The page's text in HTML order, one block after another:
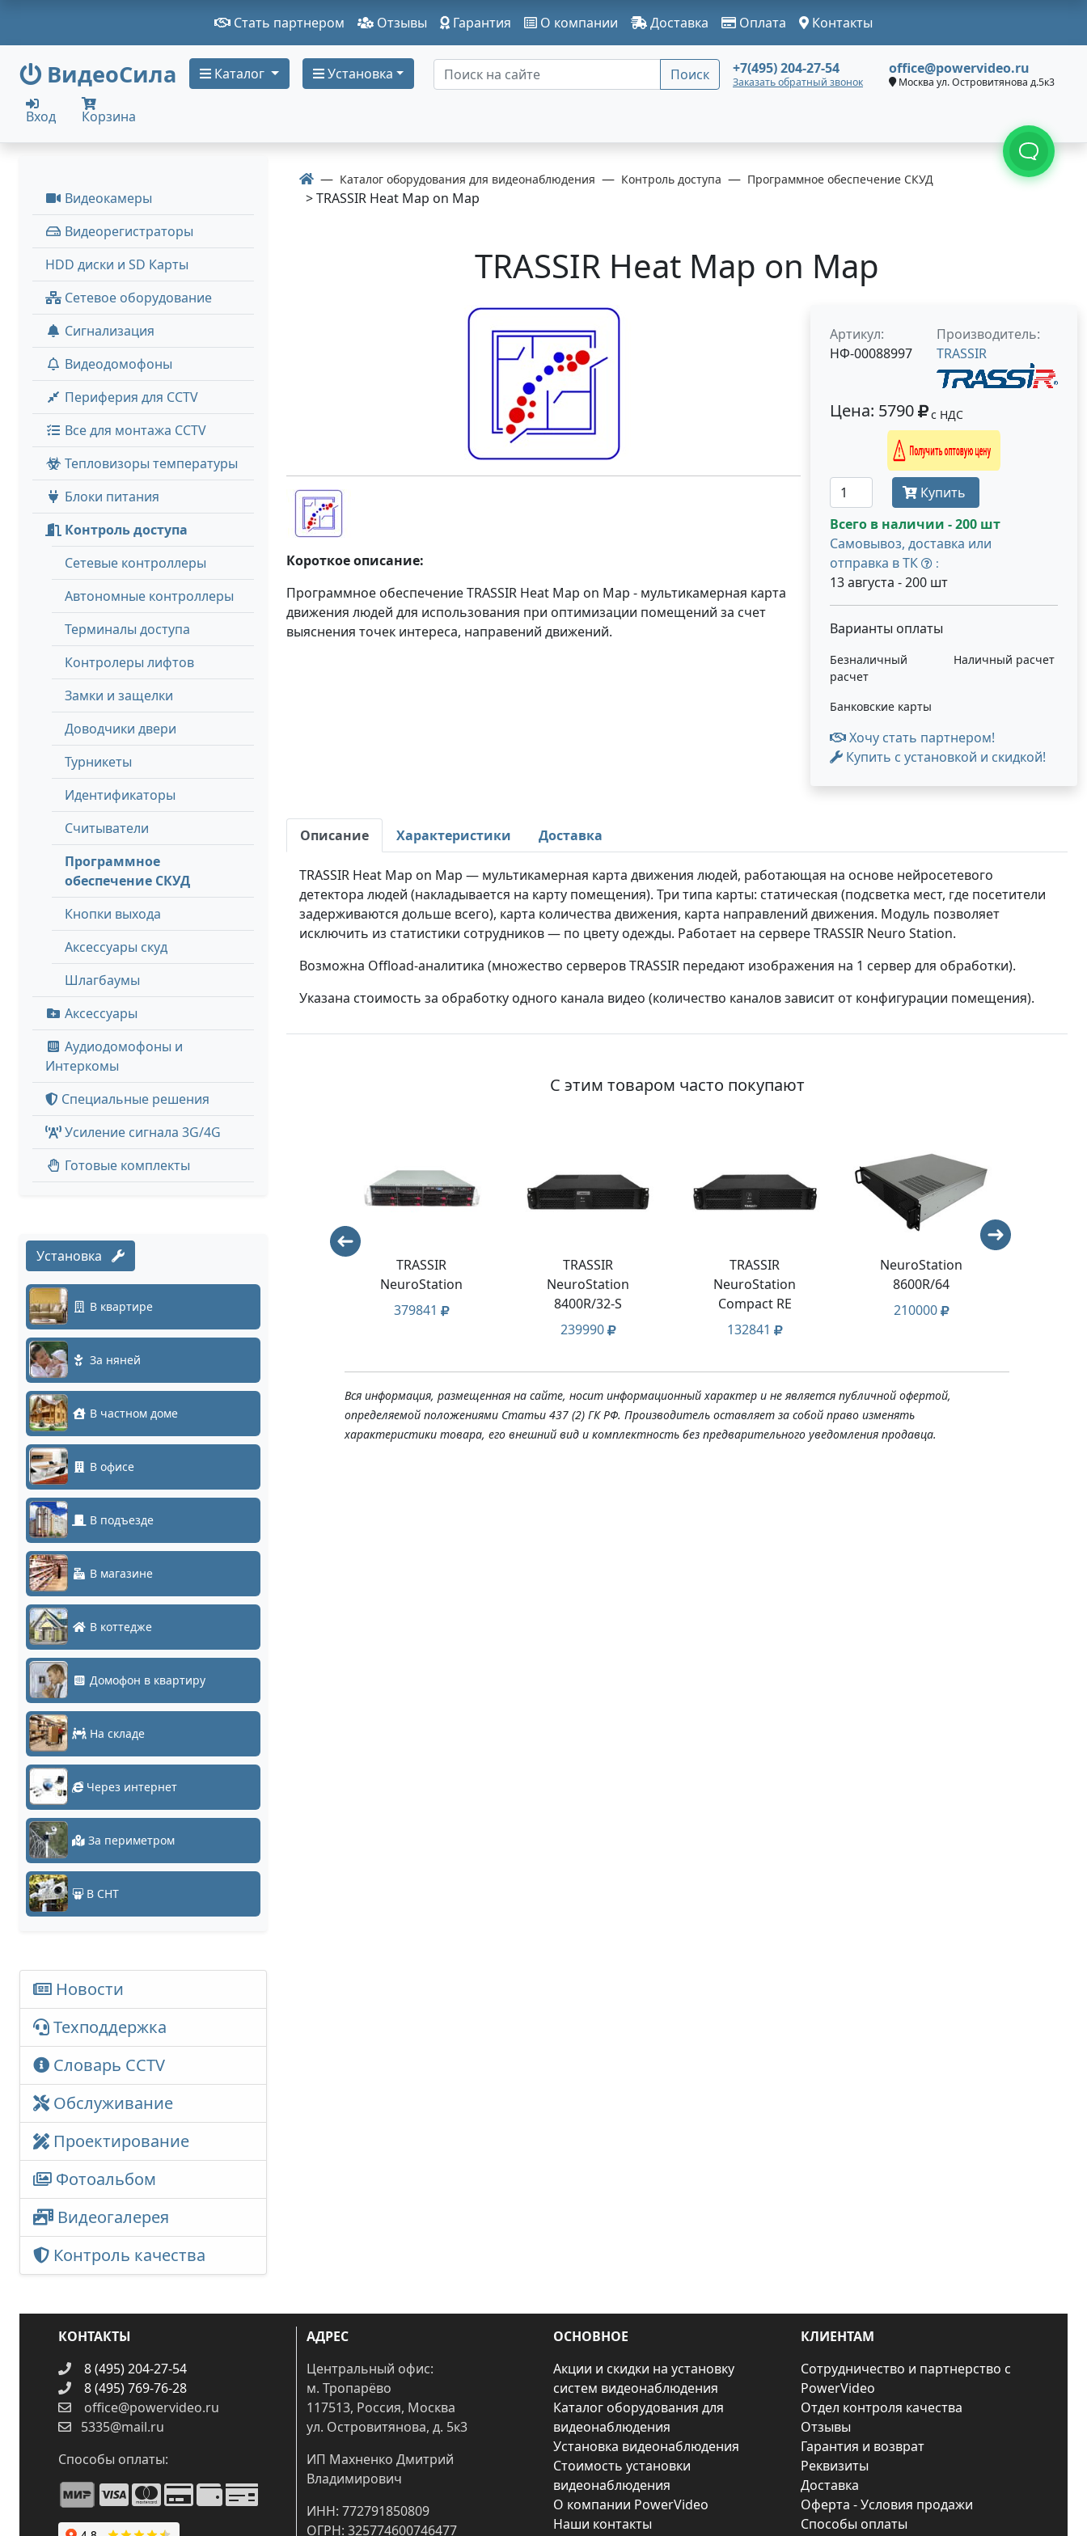
Стать партнером Отзывы Гарантия О компании Доставка Оплата Контакты
ВидеоСила Каталог Установка Поиск +7(495) 204-27-54
Заказать обратный звонок
office@powervideo.ru
Москва ул. Островитянова д.5к3
Вход Корзина
Видеокамеры
Видеорегистраторы
HDD диски и SD Карты
Сетевое оборудование
Сигнализация
Видеодомофоны
Периферия для CCTV
Все для монтажа CCTV
Тепловизоры температуры
Блоки питания
Контроль доступа
Сетевые контроллеры
Автономные контроллеры
Терминалы доступа
Контролеры лифтов
Замки и защелки
Доводчики двери
Турникеты
Идентификаторы
Считыватели
Программное
обеспечение СКУД
Кнопки выхода
Аксессуары скуд
Шлагбаумы
Аксессуары
Аудиодомофоны и
Интеркомы
Специальные решения
Усиление сигнала 3G/4G
Готовые комплекты
Установка
В квартире
За няней
В частном доме
В офисе
В подъезде
В магазине
В коттедже
Домофон в квартиру
На складе
Через интернет
За периметром
В СНТ
Новости
Техподдержка
Словарь CCTV
Обслуживание
Проектирование
Фотоальбом
Видеогалерея
Контроль качества
Каталог оборудования для видеонаблюдения Контроль доступа Программное обеспечение СКУД
> TRASSIR Heat Map on Map
TRASSIR Heat Map on Map
Короткое описание:
Программное обеспечение TRASSIR Heat Map on Map - мультикамерная карта
движения людей для использования при оптимизации помещений за счет
выяснения точек интереса, направений движений.
Артикул:
НФ-00088997
Производитель:
TRASSIR
Цена: 5790 с НДС
Получить оптовую цену
Купить
Всего в наличии - 200 шт
Самовывоз, доставка или
отправка в ТК
:
13 августа - 200 шт
Варианты оплаты
Безналичный
расчет
Наличный расчет
Банковские карты
Хочу стать партнером!
Купить с установкой и скидкой!
Описание Характеристики Доставка
TRASSIR Heat Map on Map — мультикамерная карта движения людей, работающая на основе нейросетевого
детектора людей (накладывается на карту помещения). Три типа карты: статическая (подсветка мест, где посетители
задерживаются дольше всего), карта количества движения, карта направлений движения. Модуль позволяет
исключить из статистики сотрудников — по цвету одежды. Работает на сервере TRASSIR Neuro Station.
Возможна Offload-аналитика (множество серверов TRASSIR передают изображения на 1 сервер для обработки).
Указана стоимость за обработку одного канала видео (количество каналов зависит от конфигурации помещения).
С этим товаром часто покупают
NeuroStation
8600R/128
242025
8600R/128-S
TRASSIR
NeuroStation
379841
TRASSIR
NeuroStation
8400R/32-S
239990
TRASSIR
NeuroStation
Compact RE
132841
NeuroStation
8600R/64
210000
Вся информация, размещенная на сайте, носит информационный характер и не является публичной офертой,
определяемой положениями Статьи 437 (2) ГК РФ. Производитель оставляет за собой право изменять
характеристики товара, его внешний вид и комплектность без предварительного уведомления продавца.
КОНТАКТЫ
8 (495) 204-27-54
8 (495) 769-76-28
office@powervideo.ru
5335@mail.ru
Способы оплаты:
АДРЕС
Центральный офис:
м. Тропарёво
117513, Россия, Москва
ул. Островитянова, д. 5к3
ИП Махненко Дмитрий
Владимирович
ИНН: 772791850809
ОГРН: 325774600746477
ОСНОВНОЕ
Акции и скидки на установку
систем видеонаблюдения
Каталог оборудования для
видеонаблюдения
Установка видеонаблюдения
Стоимость установки
видеонаблюдения
О компании PowerVideo
Наши контакты
КЛИЕНТАМ
Сотрудничество и партнерство с
PowerVideo
Отдел контроля качества
Отзывы
Гарантия и возврат
Реквизиты
Доставка
Оферта - Условия продажи
Способы оплаты